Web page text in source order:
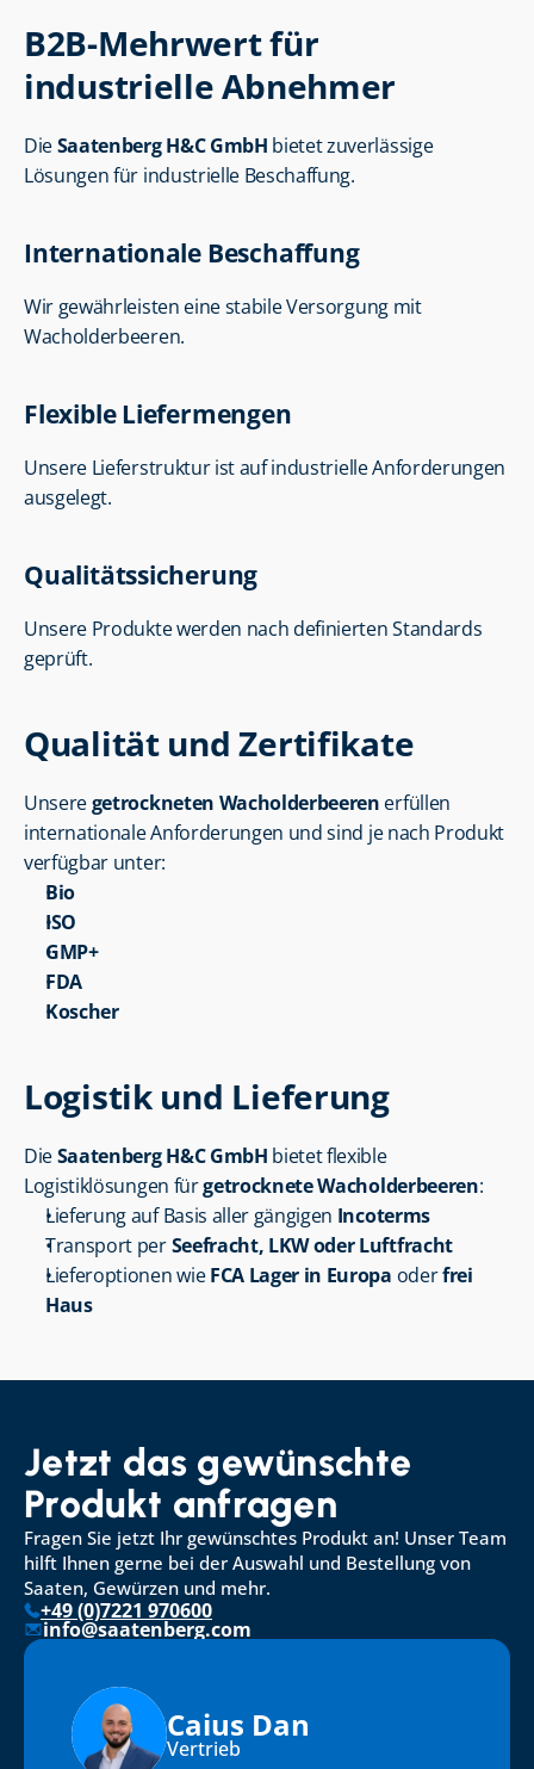
B2B-Mehrwert für
industrielle Abnehmer
Die Saatenberg H&C GmbH bietet zuverlässige
Lösungen für industrielle Beschaffung.
Internationale Beschaffung
Wir gewährleisten eine stabile Versorgung mit
Wacholderbeeren.
Flexible Liefermengen
Unsere Lieferstruktur ist auf industrielle Anforderungen
ausgelegt.
Qualitätssicherung
Unsere Produkte werden nach definierten Standards
geprüft.
Qualität und Zertifikate
Unsere getrockneten Wacholderbeeren erfüllen
internationale Anforderungen und sind je nach Produkt
verfügbar unter:
Bio
ISO
GMP+
FDA
Koscher
Logistik und Lieferung
Die Saatenberg H&C GmbH bietet flexible
Logistiklösungen für getrocknete Wacholderbeeren:
Lieferung auf Basis aller gängigen Incoterms
Transport per Seefracht, LKW oder Luftfracht
Lieferoptionen wie FCA Lager in Europa oder frei
Haus
Jetzt das gewünschte
Produkt anfragen
Fragen Sie jetzt Ihr gewünschtes Produkt an! Unser Team
hilft Ihnen gerne bei der Auswahl und Bestellung von
Saaten, Gewürzen und mehr.
+49 (0)7221 970600
info@saatenberg.com
Caius Dan
Vertrieb